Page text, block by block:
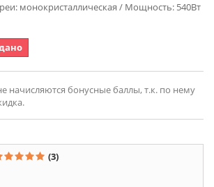
монокристаллическая / Мощность: 540Вт
начисляются бонусные баллы, т.к. по нему
(3)